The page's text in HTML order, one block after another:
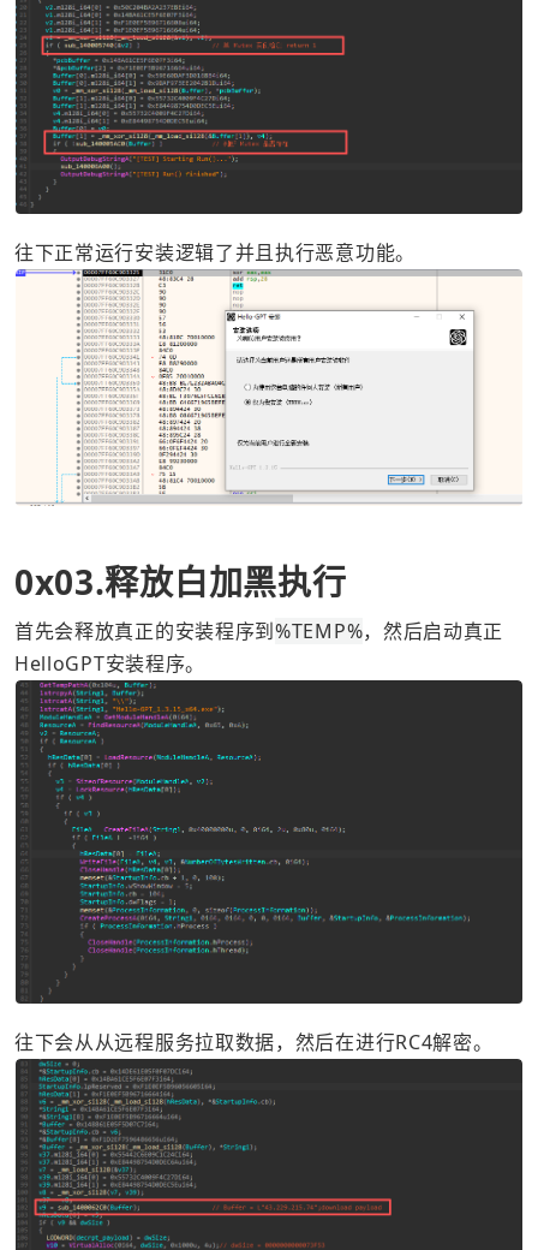
往下正常运行安装逻辑了并且执行恶意功能。
0x03.释放白加黑执行
首先会释放真正的安装程序到%TEMP%，然后启动真正
HelloGPT安装程序。
往下会从从远程服务拉取数据，然后在进行RC4解密。